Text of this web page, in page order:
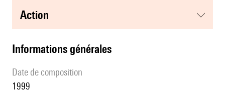
action
informations générales
date de composition
1999